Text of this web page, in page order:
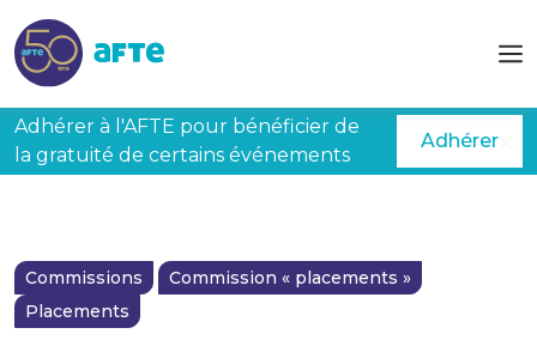
Adhérer à l'AFTE pour bénéficier de
la gratuité de certains événements
Adhérer
Commissions
Commission « placements »
Placements